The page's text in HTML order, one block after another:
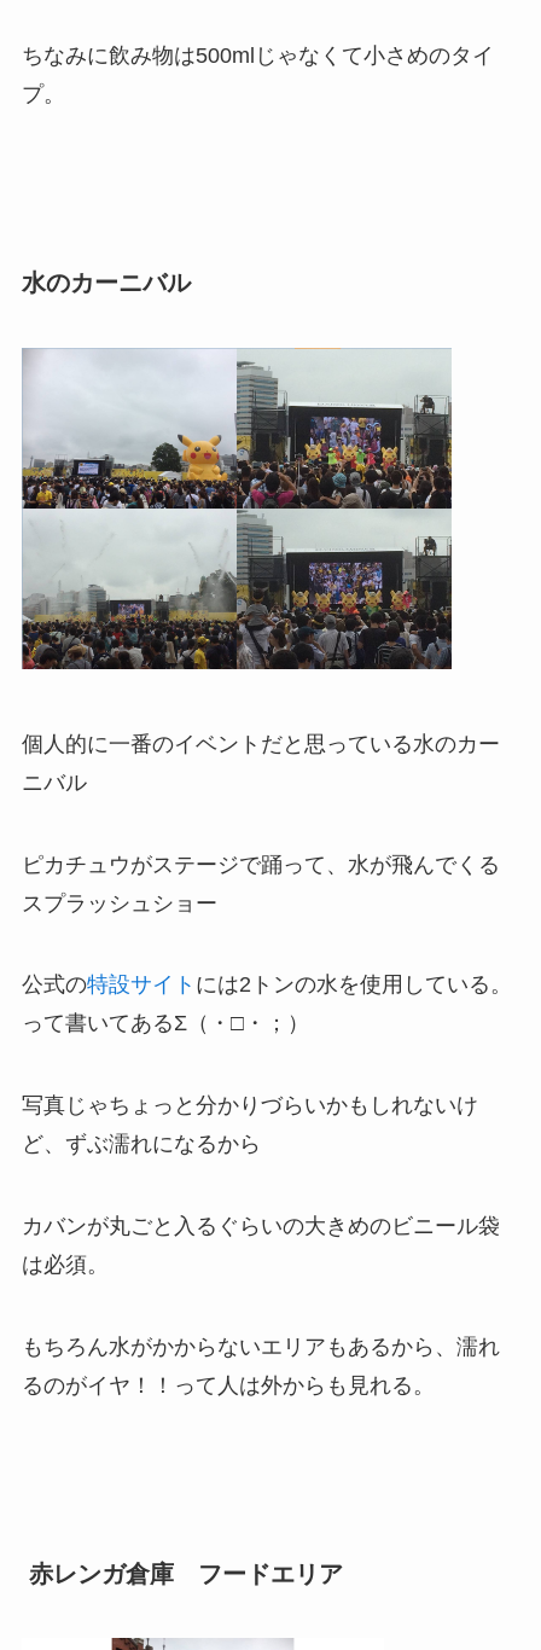
ちなみに飲み物は500mlじゃなくて小さめのタイ
プ。
水のカーニバル
個人的に一番のイベントだと思っている水のカー
ニバル
ピカチュウがステージで踊って、水が飛んでくる
スプラッシュショー
公式の特設サイト には2トンの水を使用している。
って書いてあるΣ（・□・；）
写真じゃちょっと分かりづらいかもしれないけ
ど、ずぶ濡れになるから
カバンが丸ごと入るぐらいの大きめのビニール袋
は必須。
もちろん水がかからないエリアもあるから、濡れ
るのがイヤ！！って人は外からも見れる。
赤レンガ倉庫 フードエリア